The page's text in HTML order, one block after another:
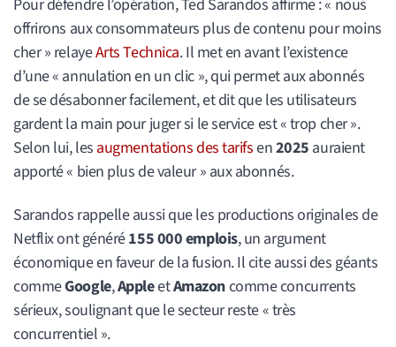
Pour défendre l’opération, Ted Sarandos affirme : « nous
offrirons aux consommateurs plus de contenu pour moins
cher » relayeArts Technica. Il met en avant l’existence
d’une « annulation en un clic », qui permet aux abonnés
de se désabonner facilement, et dit que les utilisateurs
gardent la main pour juger si le service est « trop cher ».
Selon lui, les augmentations des tarifsen2025 auraient
apporté « bien plus de valeur » aux abonnés.
Sarandos rappelle aussi que les productions originales de
Netflix ont généré155 000 emplois, un argument
économique en faveur de la fusion. Il cite aussi des géants
commeGoogle,AppleetAmazoncomme concurrents
sérieux, soulignant que le secteur reste « très
concurrentiel ».